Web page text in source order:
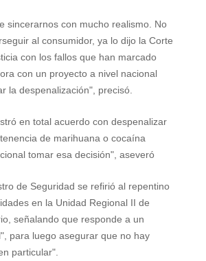
sincerarnos con mucho realismo. No
al consumidor, ya lo dijo la Corte
con los fallos que han marcado
con un proyecto a nivel nacional
la despenalización", precisó.
en total acuerdo con despenalizar
de marihuana o cocaína
tomar esa decisión", aseveró
de Seguridad se refirió al repentino
en la Unidad Regional II de
señalando que responde a un
para luego asegurar que no hay
particular".